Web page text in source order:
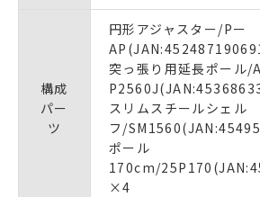
構成
パー
ツ
円形アジャスター/Pー
突っ張り用延長ポール/
スリムスチールシェル
フ/
ポール
170cm/
×4